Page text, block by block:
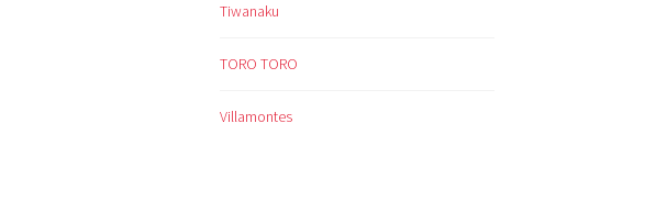
Tiwanaku
TORO TORO
Villamontes